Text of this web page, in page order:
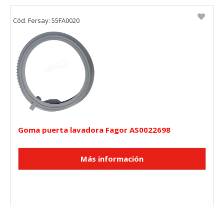
Goma puerta lavadora Fagor AS0022698
Cód. Fersay: 55FA0020